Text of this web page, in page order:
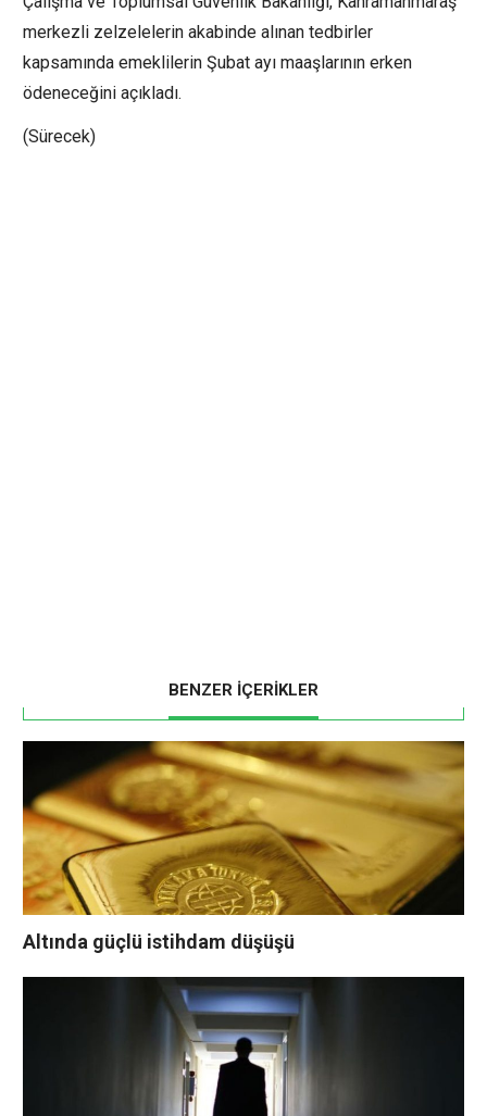
merkezli zelzelelerin akabinde alınan tedbirler
kapsamında emeklilerin Şubat ayı maaşlarının erken
ödeneceğini açıkladı.
(Sürecek)
BENZER İÇERİKLER
Altında güçlü istihdam düşüşü